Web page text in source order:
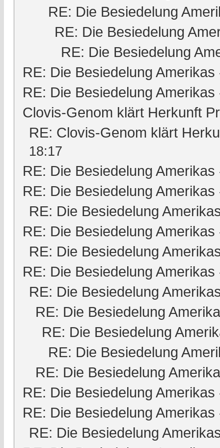
RE: Die Besiedelung
RE: Die Besiedelung
RE: Die Besiedelung
RE: Die Besiedelung Amerikas
RE: Die Besiedelung Amerikas
Clovis-Genom klärt Herkunft
RE: Clovis-Genom klärt
18:17
RE: Die Besiedelung Amerikas
RE: Die Besiedelung Amerikas
RE: Die Besiedelung
RE: Die Besiedelung Amerikas
RE: Die Besiedelung
RE: Die Besiedelung Amerikas
RE: Die Besiedelung
RE: Die Besiedelung
RE: Die Besiedelung
RE: Die Besiedelung
RE: Die Besiedelung
RE: Die Besiedelung Amerikas
RE: Die Besiedelung Amerikas
RE: Die Besiedelung